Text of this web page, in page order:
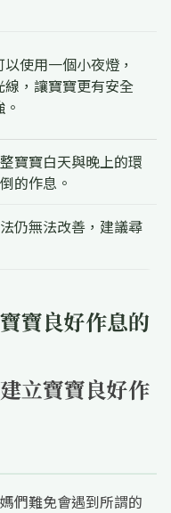
使用一個小夜燈，
，讓寶寶更有安全
寶寶白天與晚上的環
的作息。
仍無法改善，建議尋
寶良好作息的
立寶寶良好作
們難免會遇到所謂的